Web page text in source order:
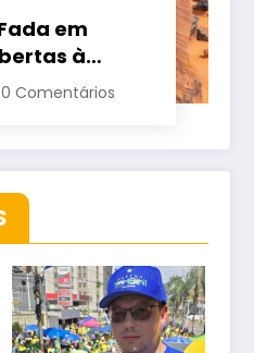
em
à
0 Comentários